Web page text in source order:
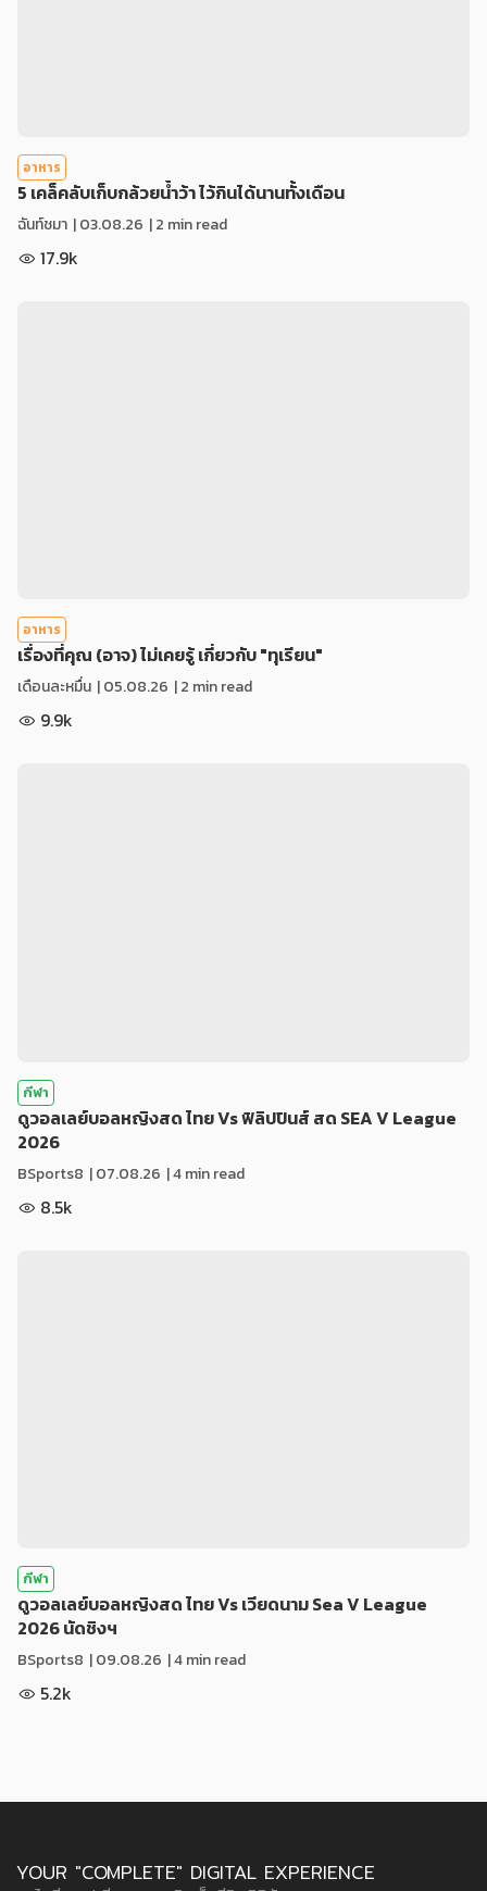
อาหาร
5 เคล็คลับเก็บกล้วยน้ำว้า ไว้กินได้นานทั้งเดือน
ฉันท์ชมา |03.08.26 | 2 min read
17.9k
อาหาร
เรื่องที่คุณ (อาจ) ไม่เคยรู้ เกี่ยวกับ "ทุเรียน"
เดือนละหมื่น |05.08.26 | 2 min read
9.9k
กีฬา
ดูวอลเลย์บอลหญิงสด ไทย Vs ฟิลิปปินส์ สด SEA V League
2026
BSports8 |07.08.26 | 4 min read
8.5k
กีฬา
ดูวอลเลย์บอลหญิงสด ไทย Vs เวียดนาม Sea V League
2026 นัดชิงฯ
BSports8 |09.08.26 | 4 min read
5.2k
YOUR "COMPLETE" DIGITAL EXPERIENCE